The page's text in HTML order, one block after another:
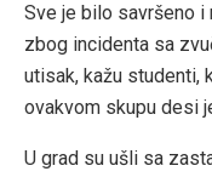
Sve je bilo savršeno i
zbog incidenta sa
utisak, kažu studenti,
ovakvom skupu desi
U grad su ušli sa